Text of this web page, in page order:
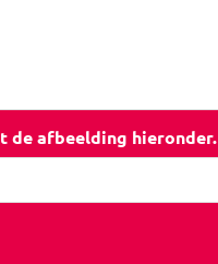
de afbeelding hieronder.